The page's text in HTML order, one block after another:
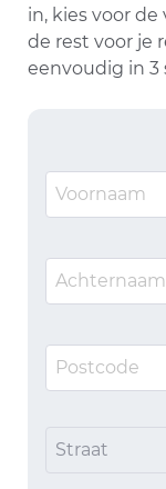
in, kies voor
de rest voor je
eenvoudig in 3
Straat